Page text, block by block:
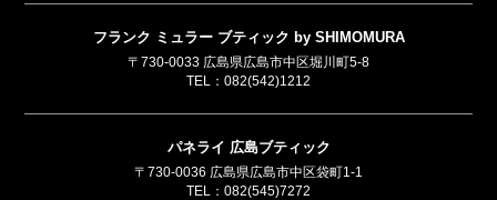
フランク ミュラー ブティック by SHIMOMURA
〒730-0033 広島県広島市中区堀川町5-8
TEL： 082(542)1212
パネライ 広島ブティック
〒730-0036 広島県広島市中区袋町1-1
TEL： 082(545)7272